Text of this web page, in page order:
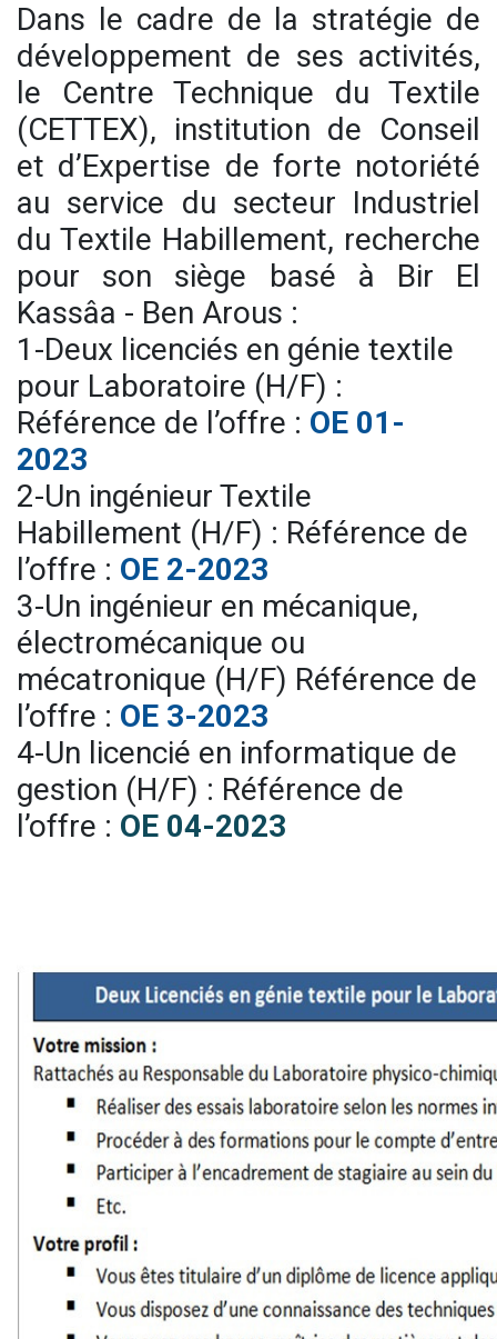
Dans le cadre de la stratégie de
développement de ses activités,
le Centre Technique du Textile
(CETTEX), institution de Conseil
et d’Expertise de forte notoriété
au service du secteur Industriel
du Textile Habillement, recherche
pour son siège basé à Bir El
Kassâa - Ben Arous :
1-Deux licenciés en génie textile
pour Laboratoire (H/F) :
Référence de l’offre : OE 01-
2023
2-Un ingénieur Textile
Habillement (H/F) : Référence de
l’offre : OE 2-2023
3-Un ingénieur en mécanique,
électromécanique ou
mécatronique (H/F) Référence de
l’offre : OE 3-2023
4-Un licencié en informatique de
gestion (H/F) : Référence de
l’offre : OE 04-2023